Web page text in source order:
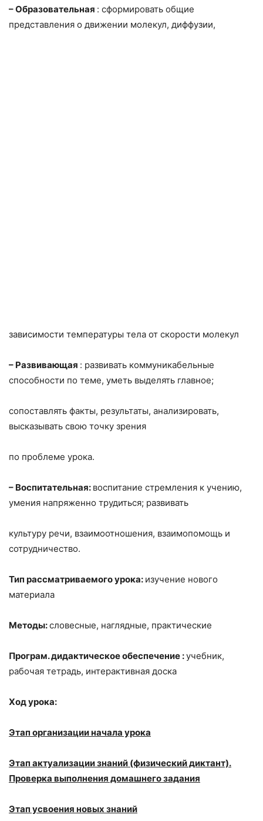
– Образовательная : сформировать общие
представления о движении молекул, диффузии,
зависимости температуры тела от скорости молекул
– Развивающая : развивать коммуникабельные
способности по теме, уметь выделять главное;
сопоставлять факты, результаты, анализировать,
высказывать свою точку зрения
по проблеме урока.
– Воспитательная: воспитание стремления к учению,
умения напряженно трудиться; развивать
культуру речи, взаимоотношения, взаимопомощь и
сотрудничество.
Тип рассматриваемого урока: изучение нового
материала
Методы:словесные, наглядные, практические
Програм. дидактическое обеспечение :учебник,
рабочая тетрадь, интерактивная доска
Ход урока:
Этап организации начала урока
Этап актуализации знаний (физический диктант).
Проверка выполнения домашнего задания
Этап усвоения новых знаний